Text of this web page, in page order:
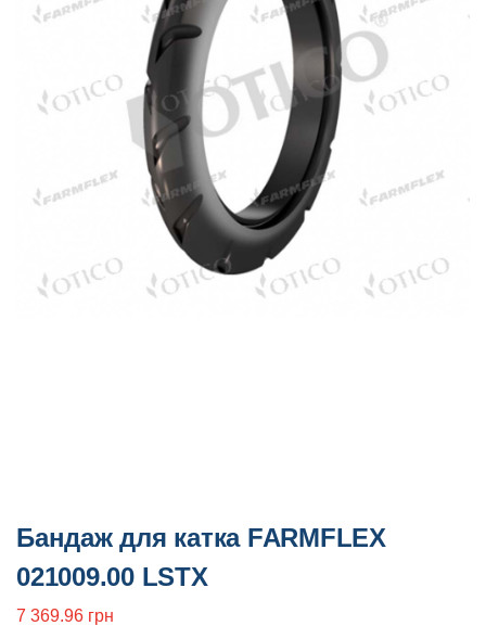
Бандаж для катка FARMFLEX
021009.00 LSTX
7 369.96 грн